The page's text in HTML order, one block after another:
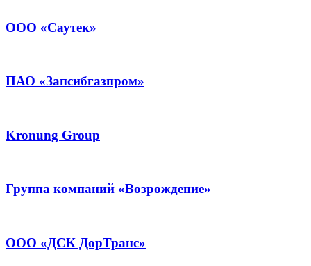
ООО «Саутек»
ПАО «Запсибгазпром»
Kronung Group
Группа компаний «Возрождение»
ООО «ДСК ДорТранс»